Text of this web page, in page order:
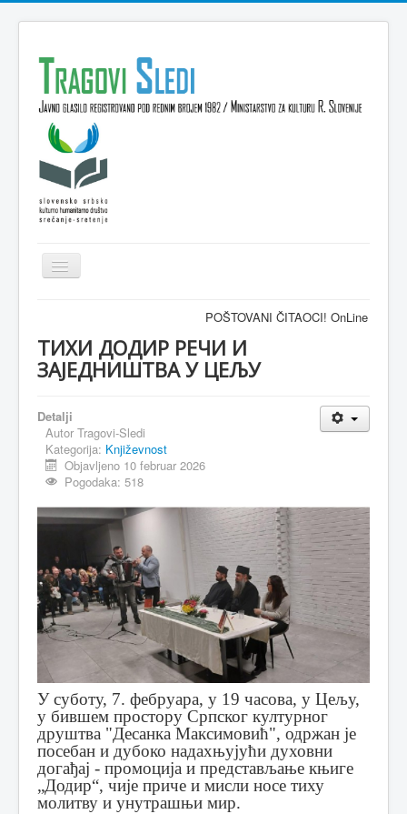
Isključi
navigaciju
VESTI
KULTURA
MAGAZIN
FELJTON
PISMA ČITALACA
IMPRESUM
POŠTOVANI ČITAOCI! OnLine
ТИХИ ДОДИР РЕЧИ И
ЗАЈЕДНИШТВА У ЦЕЉУ
Detalji
Autor Tragovi-Sledi
Kategorija: Književnost
Objavljeno 10 februar 2026
Pogodaka: 518
У суботу, 7. фебруара, у 19 часова, у Цељу,
у бившем простору Српског културног
друштва "Десанка Максимовић", одржан је
посебан и дубоко надахњујући духовни
догађај - промоција и представљање књиге
„Додир“, чије приче и мисли носе тиху
молитву и унутрашњи мир.